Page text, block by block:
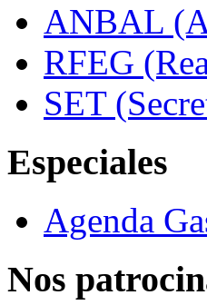
ANBAL
RFEG
SET
Especiales
Agenda
Nos